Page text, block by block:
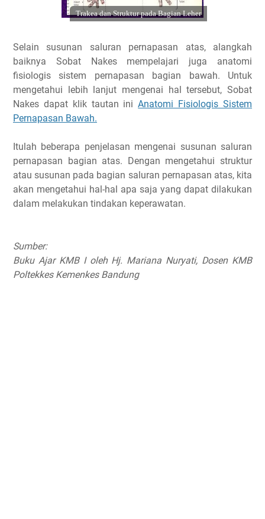
Trakea dan Struktur pada Bagian Leher
Selain susunan saluran pernapasan atas, alangkah
baiknya Sobat Nakes mempelajari juga anatomi
fisiologis sistem pernapasan bagian bawah. Untuk
mengetahui lebih lanjut mengenai hal tersebut, Sobat
Nakes dapat klik tautan iniAnatomi Fisiologis Sistem
Pernapasan Bawah.
Itulah beberapa penjelasan mengenai susunan saluran
pernapasan bagian atas. Dengan mengetahui struktur
atau susunan pada bagian saluran pernapasan atas, kita
akan mengetahui hal-hal apa saja yang dapat dilakukan
dalam melakukan tindakan keperawatan.
Sumber:
Buku Ajar KMB I oleh Hj. Mariana Nuryati, Dosen KMB
Poltekkes Kemenkes Bandung